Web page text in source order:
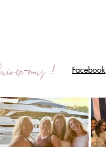
nous ! Facebook